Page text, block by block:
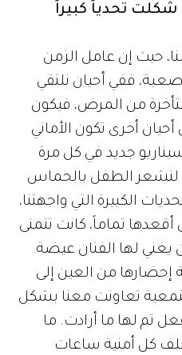
شكلت تحدياً كبيراً
حيث إن عامل الزمن
ففي أحيان نلتقي
من المرض، فيكون
أخرى تكون الأماني
جديد في كل مرة
لنشعر الطفل بالحماس
الكبيرة التي واجهتنا،
تماماً، كانت تتمنى
يغني لها الفنان عيضة
إحضارها من العين إلى
تعاونت معنا بشكل
تم لها ما أرادت. ما
كل أمنية ساعات